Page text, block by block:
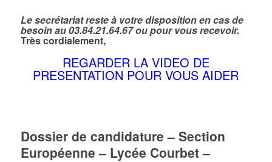
Le secrétariat reste à votre disposition en cas de
besoin au 03.84.21.64.67 ou pour vous recevoir.
Très cordialement,
REGARDER LA VIDEO DE
PRESENTATION POUR VOUS AIDER
Dossier de candidature – Section
Européenne – Lycée Courbet –